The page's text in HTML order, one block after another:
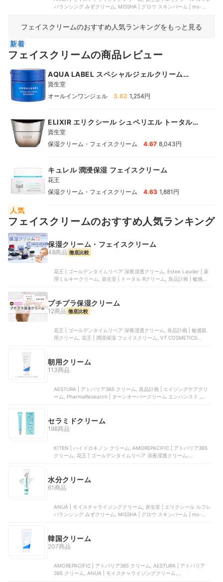
バランシング みずクリーム, MISSHA | グロウ スキンバーム | ms-
フェイスクリームのおすすめ人気ランキングをもっと見る
新着
フェイスクリームの商品レビュー
AQUA LABEL スペシャルジェルクリーム
EX（ブライトニング）
資生堂
オールインワンジェル
3.62 1,254円
ELIXIR エリクシール シュペリエル トータルＶ
ファーミングクリーム
資生堂
保湿クリーム・フェイスクリーム
4.67 8,043円
キュレル 潤浸保湿 フェイスクリーム
花王
保湿クリーム・フェイスクリーム
4.63 1,881円
人気
フェイスクリームのおすすめ人気ランキング
保湿クリーム・フェイスクリーム
48商品 徹底比較
花王 | ゴールデンタイムリペア 深夜浸透クリーム, Estee Lauder | 薬
用ミルキークリーム, 資生堂 | トータル Rクリーム, 良品計画 | 敏感肌
プチプラ保湿クリーム
12商品 徹底比較
花王 | ゴールデンタイムリペア 深夜浸透クリーム, 良品計画 | 敏感肌
用クリーム, 花王 | 潤浸保湿 フェイスクリーム, VT COSMETICS
朝用クリーム
113商品
AESTURA | アトバリア365 クリーム, 良品計画 | エイジングケアクリ
ーム, PharmaResearch | ターンオーバークリーム エンハンスド ,
セラミドクリーム
198商品
KITEN | ハイドロキノン クリーム, AMOREPACIFIC | アトバリア365
クリーム, 花王 | ゴールデンタイムリペア 深夜浸透クリーム,
水分クリーム
61商品
ANUA | モイスチャライジングクリーム, 資生堂 | エリクシール ルフレ
バランシング みずクリーム, MISSHA | グロウ スキンバーム | ms-
韓国クリーム
207商品
AMOREPACIFIC | アトバリア365 クリーム, AESTURA | アトバリア
365 クリーム, ANUA | モイスチャライジングクリーム,